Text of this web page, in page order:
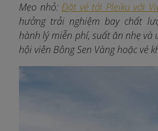
Mẹo nhỏ: Đặt vé tới Pleiku với
hưởng trải nghiệm bay chất
hành lý miễn phí, suất ăn nhẹ và
hội viên Bông Sen Vàng hoặc vé